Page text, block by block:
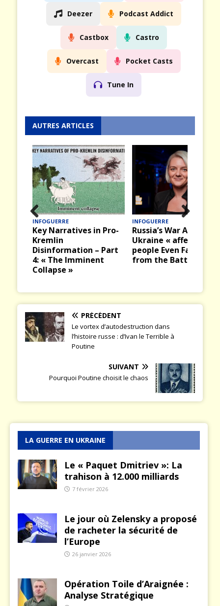
Deezer Podcast Addict
Castbox Castro
Overcast Pocket Casts
Tune In
AUTRES ARTICLES
INFOGUERRE
Key Narratives in Pro-
Kremlin
Disinformation – Part
4: « The Imminent
Collapse »
INFOGUERRE
Russia’s War Against
Ukraine « affects
people Even Far Away
from the Battlefield »
Prev
ious
PRÉCÉDENT
Le vortex d’autodestruction dans
l’histoire russe : d’Ivan le Terrible à
Poutine
SUIVANT
Pourquoi Poutine choisit le chaos
LA GUERRE EN UKRAINE
Le « Paquet Dmitriev »: La
trahison à 12.000 milliards
7 février 2026
Le jour où Zelensky a proposé
de racheter la sécurité de
l’Europe
26 janvier 2026
Opération Toile d’Araignée :
Analyse Stratégique